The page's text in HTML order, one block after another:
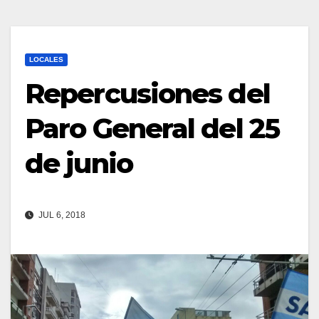
LOCALES
Repercusiones del
Paro General del 25
de junio
JUL 6, 2018